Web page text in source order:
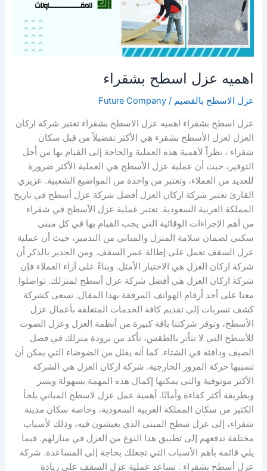
اهميه عزل اسطح بشقراء
عزل الاسطح بالقصيم /
Future Company
عزل اسطح بشقراء اهميه عزل الاسطح بشقراء تعتبر شركة اركان
العزل لعزل الأسطح بشقرء هي الأكثر تفضيلاً من قبل سكان
شقراء ، نظراً لأهمية هذه العملية والحاجة إلى القيام بها من أجل
التوفير، حيث أن عملية عزل الأسطح هي العملية الأكثر ضرورة
للعديد من العملاء، وتعتبر من واحدة من المواضيع الشعبية. عزيزي
القارئ تعتبر شركة اركان العزل أفضل شركة عزل أسطح في تاريخ
المملكة العربية السعودية. تعتبر عملية عزل الأسطح في شقراء
من أهم الإجراءات الوقائية التي يجب القيام بها في كل مبنى
سكني لضمان سلامة المنزل والمباني من التدمير، حيث أن عملية
عزل السقف تعمل على إطالة عمر السقف. ومن الجدير بالذكر أن
شركة اركان العزل هي الاختيار الأمثل. وبناءً على آراء العملاء فإن
شركة اركان العزل هي أفضل شركة عزل أسطح لمنزلك. تواصلوا
معنا على أحد أرقام الهواتف المرفقة بهذا المقال. نسعى كشركة
كشف تسربات إلى تقديم كافة الخدمات المتعلقة بأعمال عزل
الأسطح، وتوفر شركتنا باقة كبيرة من أنظمة العزل وعزل الصوت
للأسطح التي لا تتأثر بالطقس، تأكد من برودة منزلك في فصل
الصيف ودافئة في الشتاء. كما أنه يقلل من الضوضاء التي يمكن أن
تسببها حركة المرور الخارجية. شركة اركان العزل هي الشركة
الأكثر موثوقية والتي يمكنها إكمال هذه المهمة بسهولة ويسر
وبطريقة أكثر كفاءة وأمانًا. أهمية عمل عزل لاسطح المباني يلجأ
الكثير من سكان المملكة العربية السعودية، وخاصة سكان مدينة
شقراء، إلى عزل سطح المبنى الذي يعيشون فيه، وذلك لأسباب
مختلفة تدفعهم إلى تطبيق هذا النوع من العزل في منازلهم. فيما
يلي قائمة بأهم الأسباب التي تجعلك بحاجة إلى المساعدة. شركة
عزل أسطح بشقراء : تساعد عملية عزل السقف على زيادة